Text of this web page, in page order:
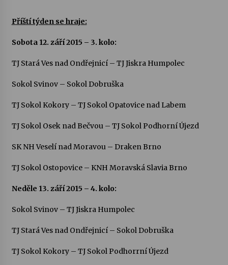
Příští týden se hraje:
Sobota 12. září 2015 – 3. kolo:
TJ Stará Ves nad Ondřejnicí – TJ Jiskra Humpolec
Sokol Svinov – Sokol Dobruška
TJ Sokol Kokory – TJ Sokol Opatovice nad Labem
TJ Sokol Osek nad Bečvou – TJ Sokol Podhorní Újezd
SK NH Veselí nad Moravou – Draken Brno
TJ Sokol Ostopovice – KNH Moravská Slavia Brno
Neděle 13. září 2015 – 4. kolo:
Sokol Svinov – TJ Jiskra Humpolec
TJ Stará Ves nad Ondřejnicí – Sokol Dobruška
TJ Sokol Kokory – TJ Sokol Podhorrní Újezd